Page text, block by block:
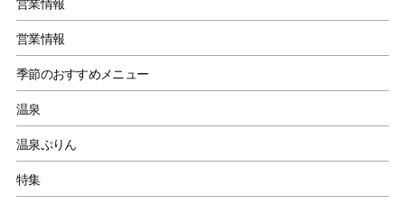
営業情報
営業情報
季節のおすすめメニュー
温泉
温泉ぷりん
特集